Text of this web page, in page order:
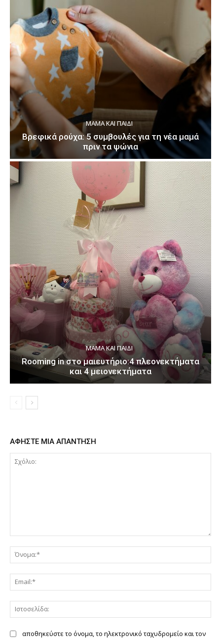
ΜΑΜΆ ΚΑΙ ΠΑΙΔΊ
Βρεφικά ρούχα: 5 συμβουλές για τη νέα μαμά
πριν τα ψώνια
ΜΑΜΆ ΚΑΙ ΠΑΙΔΊ
Rooming in στο μαιευτήριο:4 πλεονεκτήματα
και 4 μειονεκτήματα
ΑΦΗΣΤΕ ΜΙΑ ΑΠΑΝΤΗΣΗ
αποθηκεύστε το όνομα, το ηλεκτρονικό ταχυδρομείο και τον